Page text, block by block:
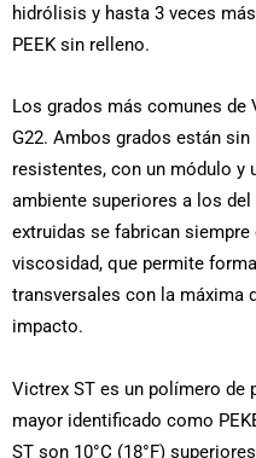
hidrólisis y hasta 3 veces
PEEK sin relleno.
Los grados más comunes de
G22. Ambos grados están
resistentes, con un módulo y
ambiente superiores a los
extruidas se fabrican
viscosidad, que permite
transversales con la máxima
impacto.
Victrex ST es un polímero de
mayor identificado como
ST son 10°C (18°F)